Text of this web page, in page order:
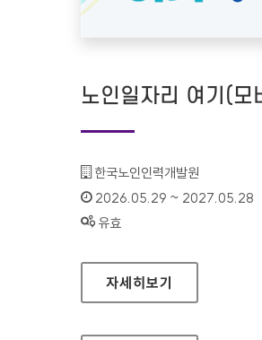
노인일자리 여기(모
기관명 :
한국노인인력개발원
인증기간 :
2026.05.29 ~ 2027.05.28
상태 :
유효
노인일자리 여기(모바일웹)
자세히보기